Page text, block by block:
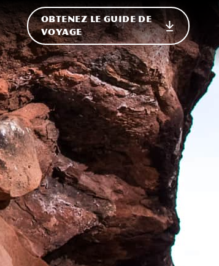
l'international
OBTENEZ LE GUIDE DE
VOYAGE